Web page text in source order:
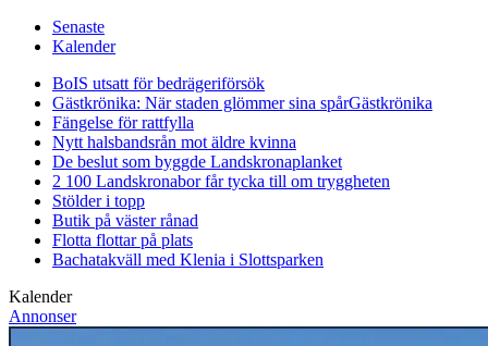
Senaste
Kalender
BoIS utsatt för bedrägeriförsök
Gästkrönika: När staden glömmer sina spårGästkrönika
Fängelse för rattfylla
Nytt halsbandsrån mot äldre kvinna
De beslut som byggde Landskronaplanket
2 100 Landskronabor får tycka till om tryggheten
Stölder i topp
Butik på väster rånad
Flotta flottar på plats
Bachatakväll med Klenia i Slottsparken
Kalender
Annonser